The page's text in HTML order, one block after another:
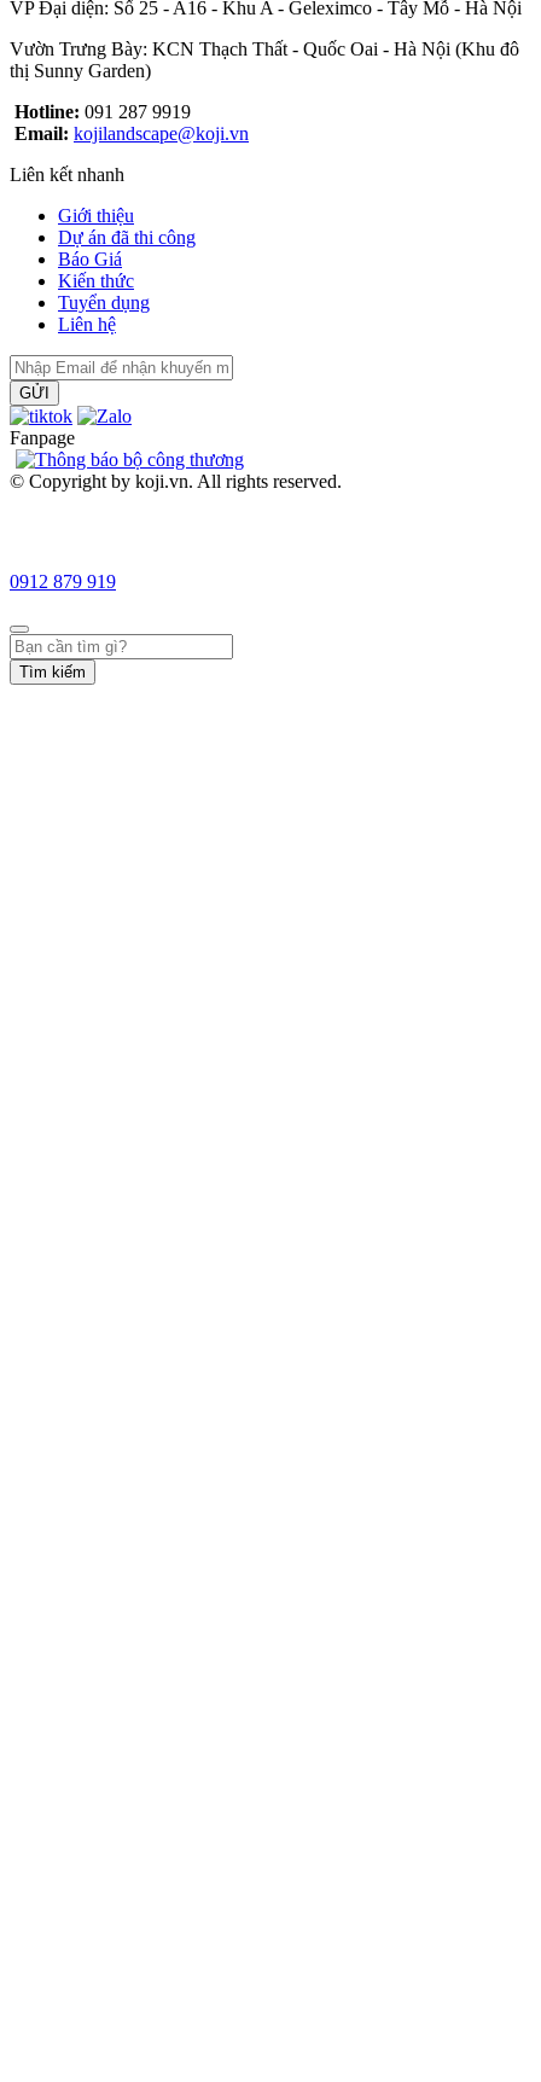
VP Đại diện: Số 25 - A16 - Khu A - Geleximco - Tây Mỗ - Hà Nội
Vườn Trưng Bày: KCN Thạch Thất - Quốc Oai - Hà Nội (Khu đô
thị Sunny Garden)
Hotline: 091 287 9919
Email: kojilandscape@koji.vn
Liên kết nhanh
Giới thiệu
Dự án đã thi công
Báo Giá
Kiến thức
Tuyển dụng
Liên hệ
GỬI
Fanpage
© Copyright by koji.vn. All rights reserved.
0912 879 919
Tìm kiếm